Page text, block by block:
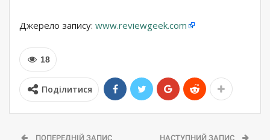
Джерело запису: www.reviewgeek.com
18
Поділитися
ПОПЕРЕДНІЙ ЗАПИС НАСТУПНИЙ ЗАПИС